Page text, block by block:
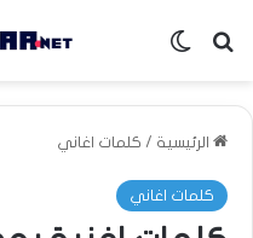
بحث عنالوضع المظلم
الرئيسية / كلمات اغاني
كلمات اغاني